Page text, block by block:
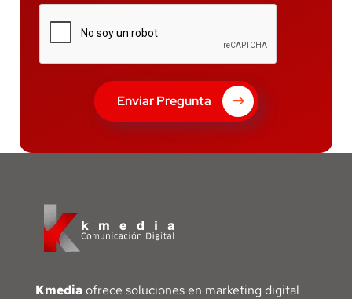
Enviar Pregunta
Kmedia ofrece soluciones en marketing digital